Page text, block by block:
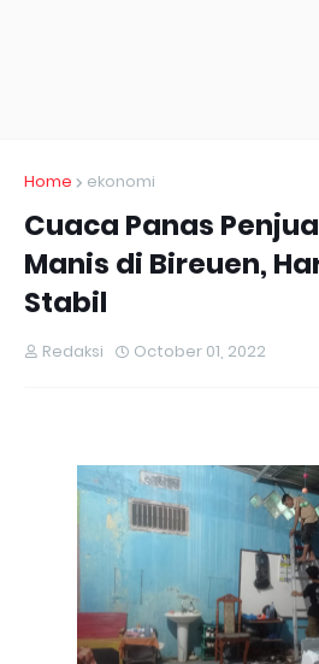
Home ekonomi
Cuaca Panas
Manis di Bireuen,
Stabil
Redaksi October 01, 2022